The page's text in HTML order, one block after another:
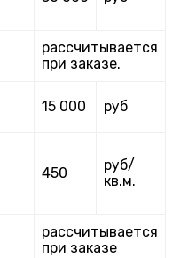
рассчитывается
при заказе.
15 000 руб
450
руб/
кв.м.
рассчитывается
при заказе